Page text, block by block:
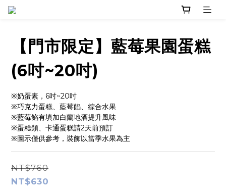
【門市限定】藍莓果園蛋糕
(6吋~20吋)
※奶蛋素，6吋~20吋
※巧克力蛋糕、藍莓餡、綜合水果
※藍莓餡有填加白蘭地酒提升風味
※蛋糕類、卡通蛋糕請2天前預訂
※圖示僅供參考，裝飾以當季水果為主
NT$760
NT$630